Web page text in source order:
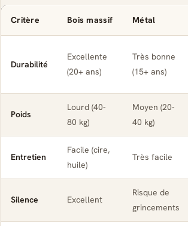
Critère Bois massif Métal
Durabilité
Excellente
(20+ ans)
Très bonne
(15+ ans)
Poids
Lourd (40-
80 kg)
Moyen (20-
40 kg)
Entretien
Facile (cire,
huile)
Très facile
Silence Excellent
Risque de
grincements